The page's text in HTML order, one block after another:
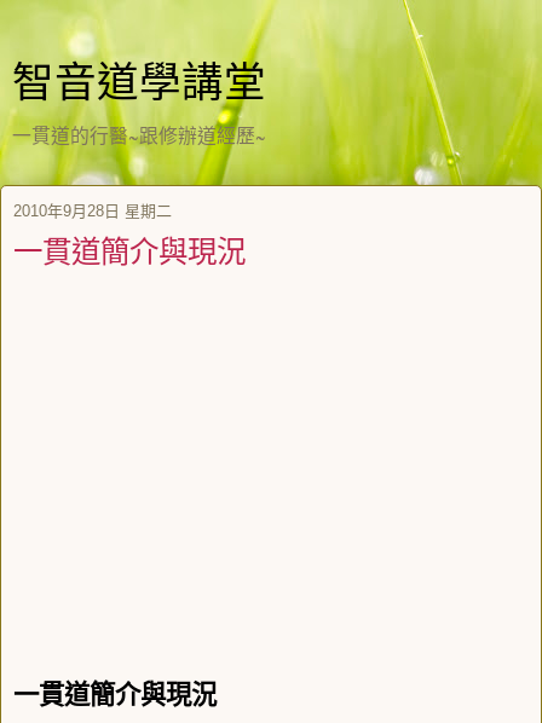
智音道學講堂
一貫道的行醫~跟修辦道經歷~
2010年9月28日 星期二
一貫道簡介與現況
一貫道簡介與現況